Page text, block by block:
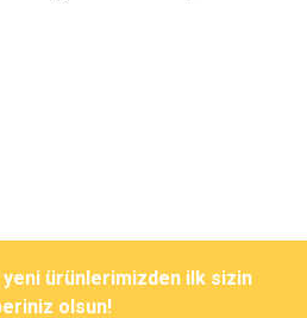
ilk yorumu siz yapın!
ederiz.
yeni ürünlerimizden ilk sizin
olsun!